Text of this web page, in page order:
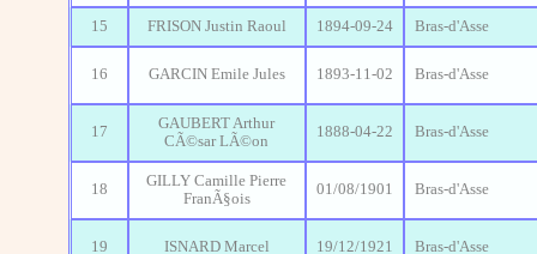
15 FRISON Justin Raoul 1894-09-24 Bras-d'Asse
16 GARCIN Emile Jules 1893-11-02 Bras-d'Asse
17
GAUBERT Arthur
CÃ©sar LÃ©on
1888-04-22 Bras-d'Asse
18
GILLY Camille Pierre
FranÃ§ois
01/08/1901 Bras-d'Asse
19 ISNARD Marcel 19/12/1921 Bras-d'Asse